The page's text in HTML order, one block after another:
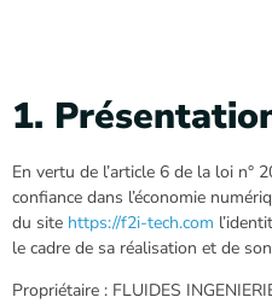
1.
En vertu de l’article 6 de la loi
confiance dans l’économie
du site https://f2i-tech.com
le cadre de sa réalisation et de
Propriétaire : FLUIDES